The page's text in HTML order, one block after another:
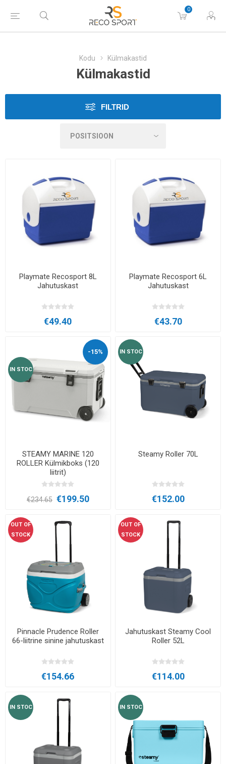
0
Kodu Külmakastid
Külmakastid
FILTRID
Playmate Recosport 8L
Jahutuskast
€49.40
Playmate Recosport 6L
Jahutuskast
€43.70
-15%
IN STOC
STEAMY MARINE 120
ROLLER Külmikboks (120
liitrit)
€234.65 €199.50
IN STOC
Steamy Roller 70L
€152.00
OUT OF
STOCK
Pinnacle Prudence Roller
66-liitrine sinine jahutuskast
€154.66
OUT OF
STOCK
Jahutuskast Steamy Cool
Roller 52L
€114.00
IN STOC IN STOC